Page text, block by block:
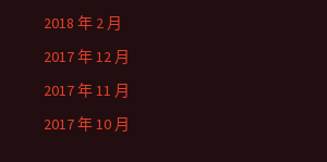
2018 年 2 月
2017 年 12 月
2017 年 11 月
2017 年 10 月